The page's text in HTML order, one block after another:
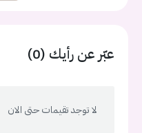
عبّر عن رأيك (0)
لا توجد تقيمات حتى الان